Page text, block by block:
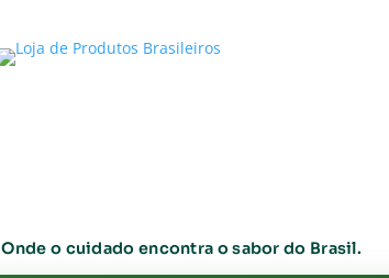
Onde o cuidado encontra o sabor do Brasil.